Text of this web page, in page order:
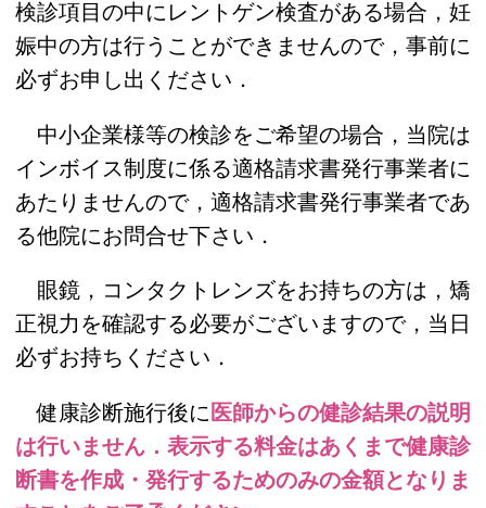
検診項目の中にレントゲン検査がある場合，妊
娠中の方は行うことができませんので，事前に
必ずお申し出ください．
中小企業様等の検診をご希望の場合，当院は
インボイス制度に係る適格請求書発行事業者に
あたりませんので，適格請求書発行事業者であ
る他院にお問合せ下さい．
眼鏡，コンタクトレンズをお持ちの方は，矯
正視力を確認する必要がございますので，当日
必ずお持ちください．
健康診断施行後に 医師からの健診結果の説明
は行いません．表示する料金はあくまで健康診
断書を作成・発行するためのみの金額となりま